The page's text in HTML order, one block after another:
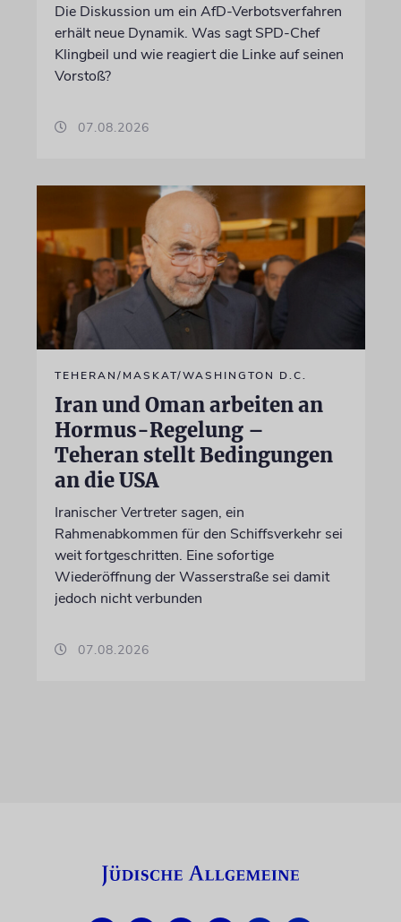
Die Diskussion um ein AfD-Verbotsverfahren
erhält neue Dynamik. Was sagt SPD-Chef
Klingbeil und wie reagiert die Linke auf seinen
Vorstoß?
07.08.2026
TEHERAN/MASKAT/WASHINGTON D.C.
Iran und Oman arbeiten an
Hormus-Regelung –
Teheran stellt Bedingungen
an die USA
Iranischer Vertreter sagen, ein
Rahmenabkommen für den Schiffsverkehr sei
weit fortgeschritten. Eine sofortige
Wiederöffnung der Wasserstraße sei damit
jedoch nicht verbunden
07.08.2026